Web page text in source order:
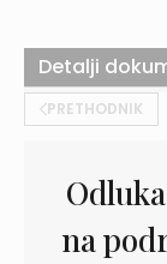
PRETHODNIK
na
Detalji